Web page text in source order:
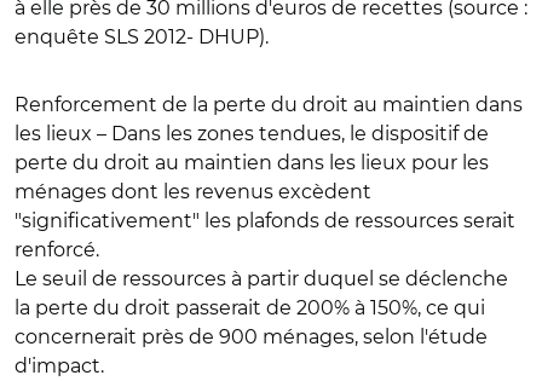
à elle près de 30 millions d'euros de recettes (source :
enquête SLS 2012- DHUP).
Renforcement de la perte du droit au maintien dans
les lieux – Dans les zones tendues, le dispositif de
perte du droit au maintien dans les lieux pour les
ménages dont les revenus excèdent
"significativement" les plafonds de ressources serait
renforcé.
Le seuil de ressources à partir duquel se déclenche
la perte du droit passerait de 200% à 150%, ce qui
concernerait près de 900 ménages, selon l'étude
d'impact.